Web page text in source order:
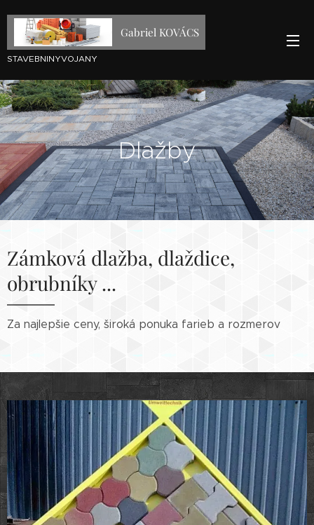
Gabriel KOVÁCS
STAVEBNINYVOJANY
Dlažby
Zámková dlažba, dlaždice,
obrubníky ...
Za najlepšie ceny, široká ponuka farieb a rozmerov